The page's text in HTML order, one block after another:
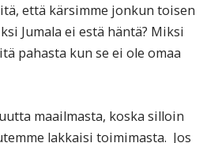
että kärsimme jonkun toisen
Jumala ei estä häntä? Miksi
pahasta kun se ei ole omaa
maailmasta, koska silloin
lakkaisi toimimasta. Jos